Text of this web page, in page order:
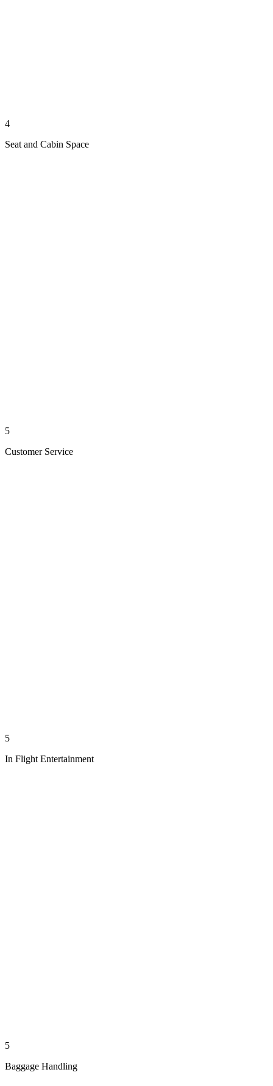
4
Seat and Cabin Space
5
Customer Service
5
In Flight Entertainment
5
Baggage Handling